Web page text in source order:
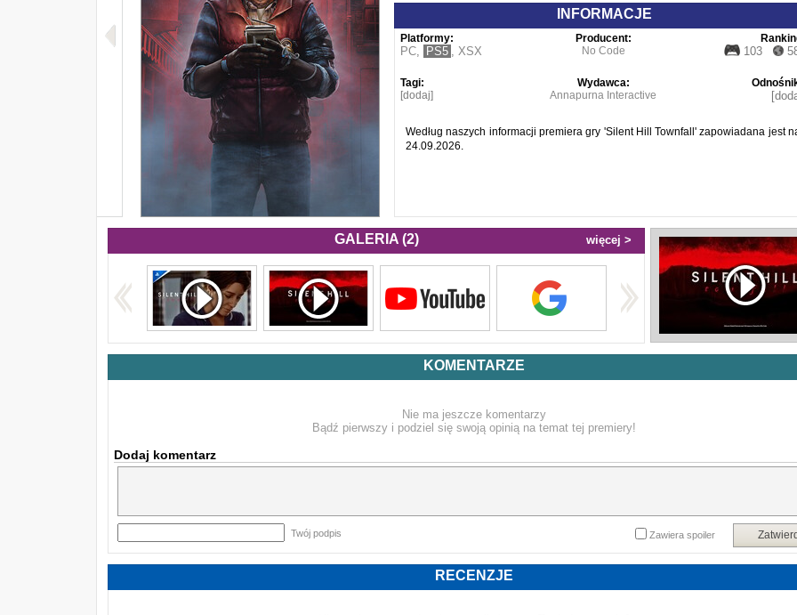
INFORMACJE
Platformy:
PC, PS5 , XSX
Producent:
No Code
103
Tagi:
[dodaj]
Wydawca:
Annapurna Interactive
Według naszych informacji premiera gry 'Silent Hill Townfall' zapowiadana jest
24.09.2026.
GALERIA (2) więcej >
KOMENTARZE
Nie ma jeszcze komentarzy
Bądź pierwszy i podziel się swoją opinią na temat tej premiery!
Dodaj komentarz
Twój podpis Zawiera spoiler
RECENZJE